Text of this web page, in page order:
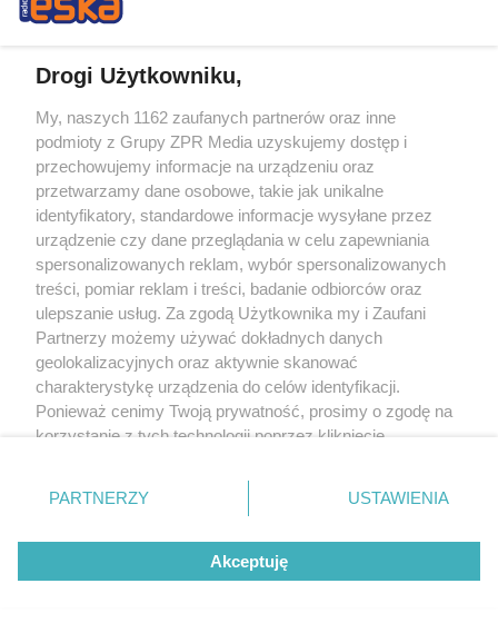
Drogi Użytkowniku,
My, naszych 1162 zaufanych partnerów oraz inne
podmioty z Grupy ZPR Media uzyskujemy dostęp i
przechowujemy informacje na urządzeniu oraz
przetwarzamy dane osobowe, takie jak unikalne
identyfikatory, standardowe informacje wysyłane przez
urządzenie czy dane przeglądania w celu zapewniania
spersonalizowanych reklam, wybór spersonalizowanych
treści, pomiar reklam i treści, badanie odbiorców oraz
ulepszanie usług. Za zgodą Użytkownika my i Zaufani
Partnerzy możemy używać dokładnych danych
geolokalizacyjnych oraz aktywnie skanować
charakterystykę urządzenia do celów identyfikacji.
Ponieważ cenimy Twoją prywatność, prosimy o zgodę na
korzystanie z tych technologii poprzez kliknięcie
zmienić/wycofać klikając przycisk ustawień prywatności
znajdujący się w lewym dolnym rogu strony
rodzaje przetwarzania danych nie wymagają zgody
użytkownika, ale masz prawo sprzeciwić się takiemu
przetwarzaniu. Preferencje będą miały zastosowanie tylko
PARTNERZY USTAWIENIA
Akceptuję